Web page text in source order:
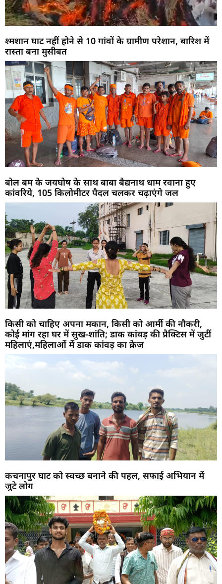
श्मशान घाट नहीं होने से 10 गांवों के ग्रामीण परेशान, बारिश में
रास्ता बना मुसीबत
बोल बम के जयघोष के साथ बाबा बैद्यनाथ धाम रवाना हुए
कांवरिये, 105 किलोमीटर पैदल चलकर चढ़ाएंगे जल
किसी को चाहिए अपना मकान, किसी को आर्मी की नौकरी,
कोई मांग रहा घर में सुख-शांति; डाक कांवड़ की प्रैक्टिस में जुटीं
महिलाएं,महिलाओं में डाक कांवड़ का क्रेज
कचनापुर घाट को स्वच्छ बनाने की पहल, सफाई अभियान में
जुटे लोग